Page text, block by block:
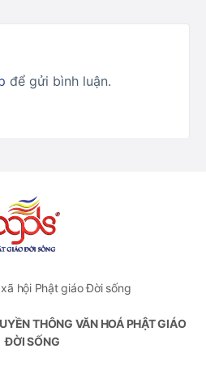
để gửi bình luận.
hội Phật giáo Đời sống
THÔNG VĂN HOÁ PHẬT GIÁO
ĐỜI SỐNG